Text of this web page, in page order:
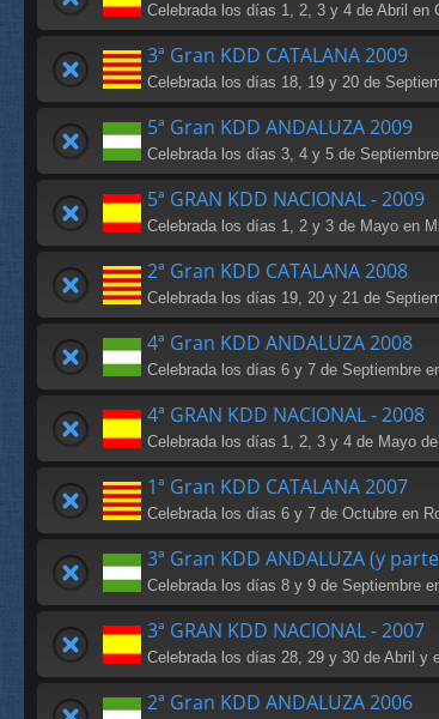
Celebrada los días 1, 2, 3 y 4 de Abril en
3ª Gran KDD CATALANA 2009
Celebrada los días 18, 19 y 20 de
5ª Gran KDD ANDALUZA 2009
Celebrada los días 3, 4 y 5 de
5ª GRAN KDD NACIONAL - 2009
Celebrada los días 1, 2 y 3 de Mayo en
2ª Gran KDD CATALANA 2008
Celebrada los días 19, 20 y 21 de
4ª Gran KDD ANDALUZA 2008
Celebrada los días 6 y 7 de Septiembre
4ª GRAN KDD NACIONAL - 2008
Celebrada los días 1, 2, 3 y 4 de Mayo
1ª Gran KDD CATALANA 2007
Celebrada los días 6 y 7 de Octubre en
3ª Gran KDD ANDALUZA (y
Celebrada los días 8 y 9 de Septiembre
3ª GRAN KDD NACIONAL - 2007
Celebrada los días 28, 29 y 30 de Abril y
2ª Gran KDD ANDALUZA 2006